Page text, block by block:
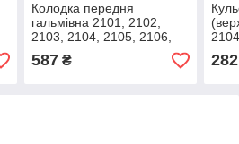
Колодка передня
гальмівна 2101, 2102,
2103, 2104, 2105, 2106,
2107 HORT комплект
HBP10001
587₴ 282